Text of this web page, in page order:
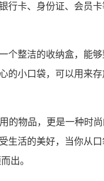
行卡、身份证、会员
个整洁的收纳盒，能
的小口袋，可以用来
的物品，更是一种时
生活的美好，当你从
出。